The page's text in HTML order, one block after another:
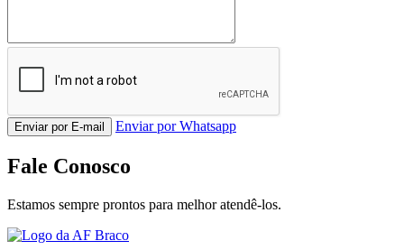
Enviar por E-mail Enviar por Whatsapp
Fale Conosco
Estamos sempre prontos para melhor atendê-los.